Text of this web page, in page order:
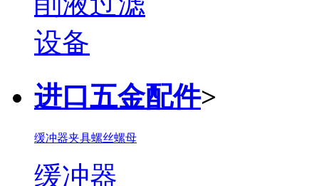
进口五金配件>
缓冲器夹具螺丝螺母
缓冲器